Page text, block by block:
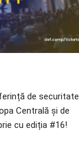
de securitate
Centrală și de
cu ediția #16!